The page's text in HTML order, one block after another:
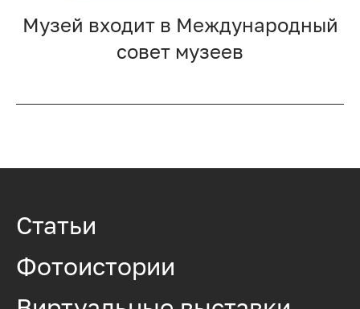
Музей входит в Международный
совет музеев
Статьи
Фотоистории